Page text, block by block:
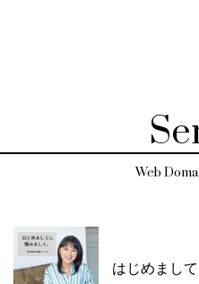
Web
はじめまし